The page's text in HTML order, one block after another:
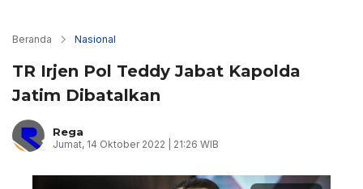
Beranda Nasional
TR Irjen Pol Teddy Jabat Kapolda
Jatim Dibatalkan
Rega
Jumat, 14 Oktober 2022 | 21:26 WIB